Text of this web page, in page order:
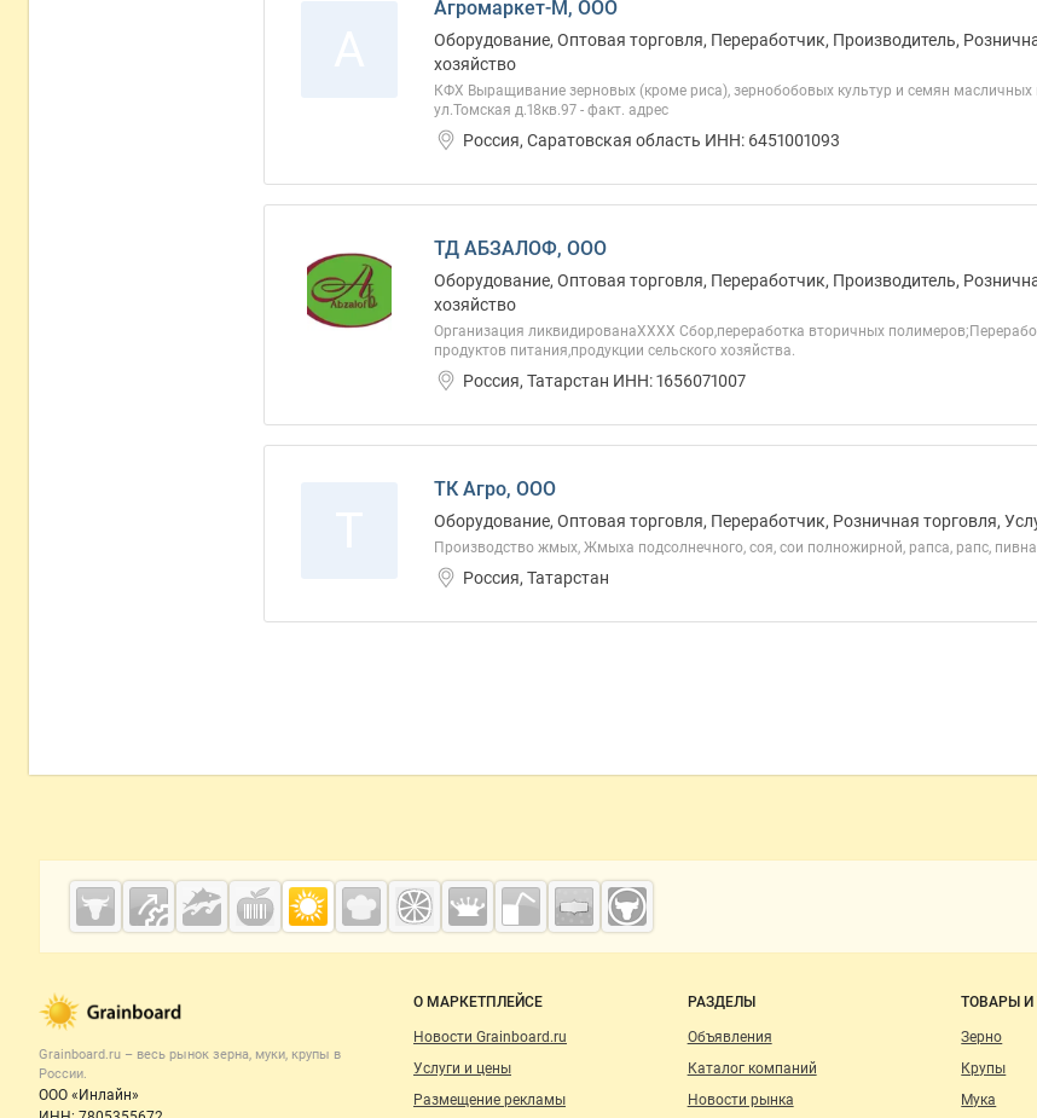
Агромаркет-М, ООО
Оборудование, Оптовая торговля, Переработчик, Производитель,
хозяйство
КФХ Выращивание зерновых (кроме риса), зернобобовых культур и семян масличных
ул.Томская д.18кв.97 - факт. адрес
Россия, Саратовская область ИНН: 6451001093
ТД АБЗАЛОФ, ООО
Оборудование, Оптовая торговля, Переработчик, Производитель,
хозяйство
Организация ликвидированаХХХХ Сбор,переработка вторичных
продуктов питания,продукции сельского хозяйства.
Россия, Татарстан ИНН: 1656071007
ТК Агро, ООО
Оборудование, Оптовая торговля, Переработчик, Розничная торговля,
Производство жмых, Жмыха подсолнечного, соя, сои полножирной, рапса, рапс,
Россия, Татарстан
Дополнительная информация
Cсылки на полезные проекты
Grainboard.ru
Важные разделы и контакты
Grainboard.ru – весь рынок зерна, муки, крупы в
России.
ООО «Инлайн»
Навигация по сайту
О МАРКЕТПЛЕЙСЕ
Новости Grainboard.ru
Услуги и цены
Размещение рекламы
РАЗДЕЛЫ
Объявления
Каталог компаний
Новости рынка
ТОВАРЫ И
Зерно
Крупы
Мука